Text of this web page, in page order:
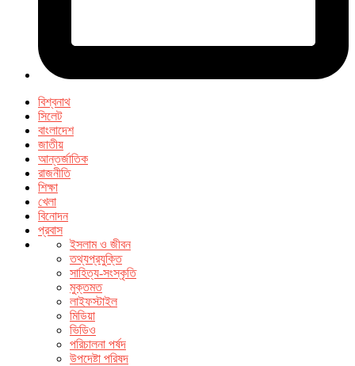
বিশ্বনাথ
সিলেট
বাংলাদেশ
জাতীয়
আন্তর্জাতিক
রাজনীতি
শিক্ষা
খেলা
বিনোদন
প্রবাস
ইসলাম ও জীবন
তথ্যপ্রযুক্তি
সাহিত্য-সংস্কৃতি
মুক্তমত
লাইফস্টাইল
মিডিয়া
ভিডিও
পরিচালনা পর্ষদ
উপদেষ্টা পরিষদ